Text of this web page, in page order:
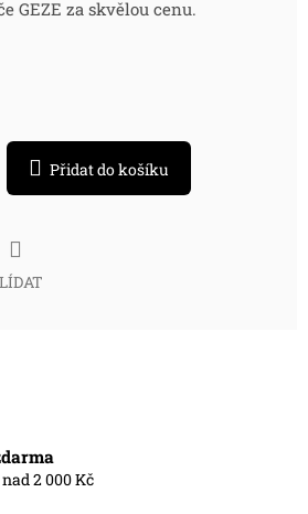
GEZE za skvělou cenu.
Přidat do košíku
2 000 Kč